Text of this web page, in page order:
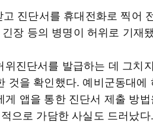
진단서를 휴대전화로 찍어
장 등의 병명이 허위로 기재
진단서를 발급하는 데 그치
것을 확인했다. 예비군동대에
앱을 통한 진단서 제출 방법
으로 가담한 사실도 드러났다.